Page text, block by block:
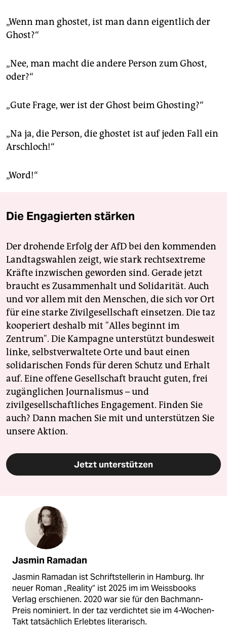
„Wenn man ghostet, ist man dann eigentlich der
Ghost?“
„Nee, man macht die andere Person zum Ghost,
oder?“
„Gute Frage, wer ist der Ghost beim Ghosting?“
„Na ja, die Person, die ghostet ist auf jeden Fall ein
Arschloch!“
„Word!“
Die Engagierten stärken
Der drohende Erfolg der AfD bei den kommenden
Landtagswahlen zeigt, wie stark rechtsextreme
Kräfte inzwischen geworden sind. Gerade jetzt
braucht es Zusammenhalt und Solidarität. Auch
und vor allem mit den Menschen, die sich vor Ort
für eine starke Zivilgesellschaft einsetzen. Die taz
kooperiert deshalb mit "Alles beginnt im
Zentrum". Die Kampagne unterstützt bundesweit
linke, selbstverwaltete Orte und baut einen
solidarischen Fonds für deren Schutz und Erhalt
auf. Eine offene Gesellschaft braucht guten, frei
zugänglichen Journalismus – und
zivilgesellschaftliches Engagement. Finden Sie
auch? Dann machen Sie mit und unterstützen Sie
unsere Aktion.
Jetzt unterstützen
Jasmin Ramadan
Jasmin Ramadan ist Schriftstellerin in Hamburg. Ihr
neuer Roman „Reality“ ist 2025 im im Weissbooks
Verlag erschienen. 2020 war sie für den Bachmann-
Preis nominiert. In der taz verdichtet sie im 4-Wochen-
Takt tatsächlich Erlebtes literarisch.